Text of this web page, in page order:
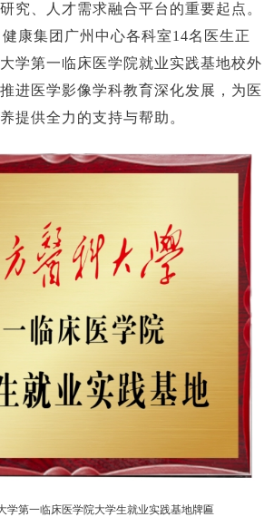
究、人才需求融合平台的重要起点。
康集团广州中心各科室14名医生正
学第一临床医学院就业实践基地校外
进医学影像学科教育深化发展，为医
提供全力的支持与帮助。
学第一临床医学院大学生就业实践基地牌匾